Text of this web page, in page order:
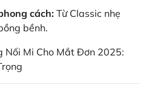
cách: Từ Classic nhẹ
bềnh.
Nối Mi Cho Mắt Đơn 2025: